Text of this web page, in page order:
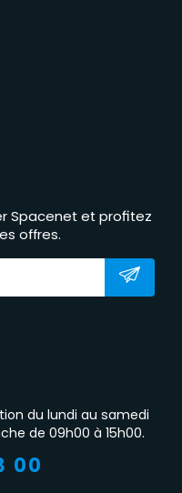
Spacenet et profitez
offres.
du lundi au samedi
de 09h00 à 15h00.
00